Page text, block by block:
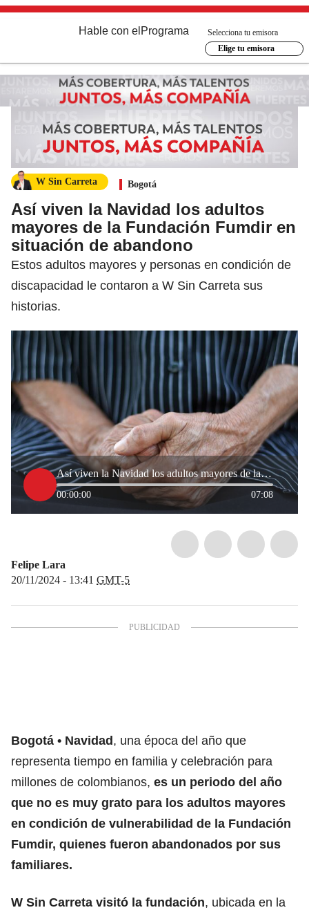
Hable con el Programa
Selecciona tu emisora
Elige tu emisora
W Sin Carreta Bogotá
Así viven la Navidad los adultos
mayores de la Fundación Fumdir en
situación de abandono
Estos adultos mayores y personas en condición de
discapacidad le contaron a W Sin Carreta sus
historias.
Así viven la Navidad los adultos mayores de la Fundación Fumdir en situación de abandono
00:00:00 07:08
Felipe Lara
20/11/2024 - 13:41 GMT-5
Bogotá Navidad, una época del año que
representa tiempo en familia y celebración para
millones de colombianos, es un periodo del año
que no es muy grato para los adultos mayores
en condición de vulnerabilidad de la Fundación
Fumdir, quienes fueron abandonados por sus
familiares.
W Sin Carreta visitó la fundación, ubicada en la